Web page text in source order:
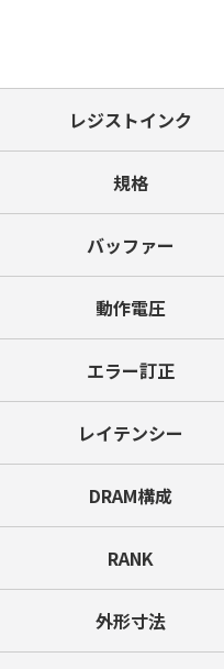
レジストインク
規格
バッファー
動作電圧
エラー訂正
レイテンシー
DRAM構成
RANK
外形寸法